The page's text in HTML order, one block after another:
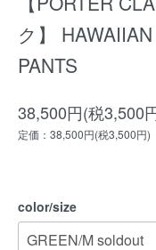
ク】
PANTS
38,500円(税3,500
定価：38,500円(税3,500円)
color/size